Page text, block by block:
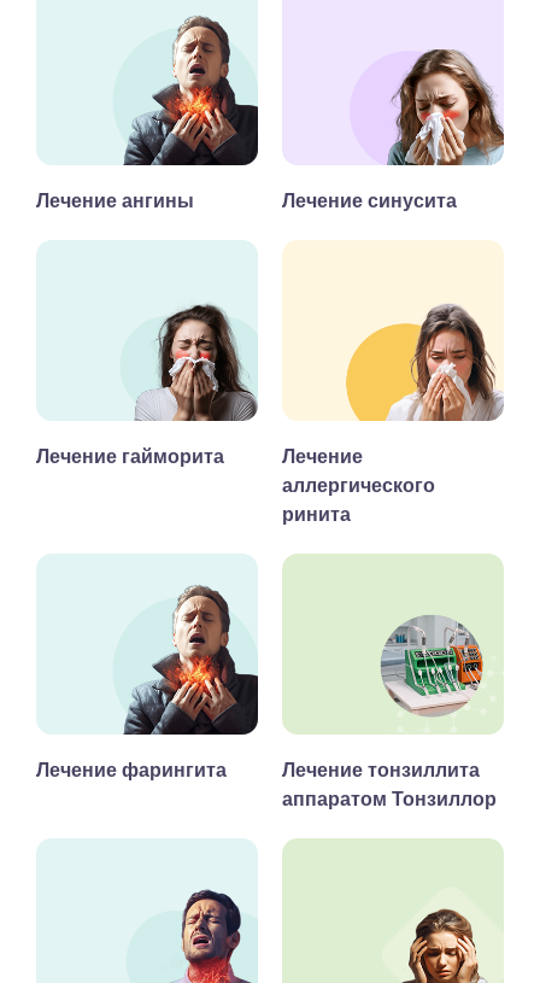
Лечение ангины Лечение синусита
Лечение гайморита
Лечение
аллергического
ринита
Лечение фарингита
Лечение тонзиллита
аппаратом Тонзиллор